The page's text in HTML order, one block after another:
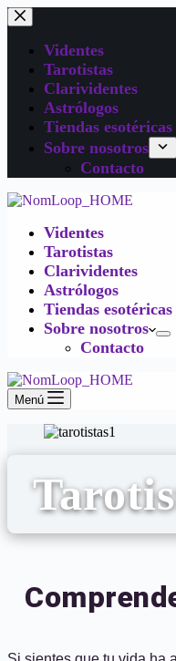
Videntes
Tarotistas
Clarividentes
Astrólogos
Tiendas esotéricas
Sobre nosotros
Contacto
Videntes
Tarotistas
Clarividentes
Astrólogos
Tiendas esotéricas
Sobre nosotros
Contacto
Menú